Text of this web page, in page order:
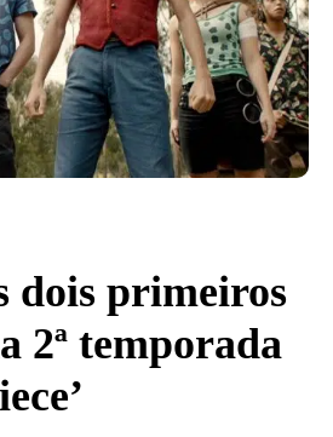
dois primeiros
2ª temporada